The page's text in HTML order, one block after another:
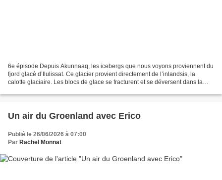
6e épisode Depuis Akunnaaq, les icebergs que nous voyons proviennent du
fjord glacé d’Ilulissat. Ce glacier provient directement de l’inlandsis, la
calotte glaciaire. Les blocs de glace se fracturent et se déversent dans la
Un air du Groenland avec Erico
Publié le 26/06/2026 à 07:00
Par Rachel Monnat